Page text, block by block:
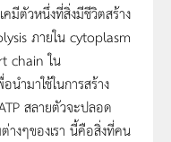
คมีตัวหนึ่งที่สิ่งมีชีวิตสร้าง
ภายใน cytoplasm
chain ใน
ำมาใช้ในการสร้าง
สลายตัวจะปลอด
างๆของเรา นี้คือสิ่งที่คน